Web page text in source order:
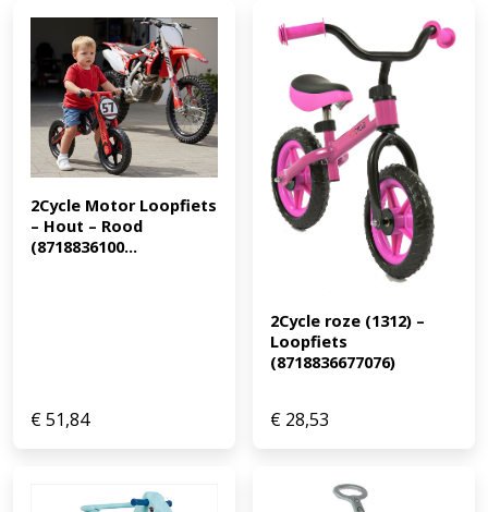
2Cycle Motor Loopfiets
– Hout – Rood
(8718836100...
€51,84
2Cycle roze (1312) –
Loopfiets
(8718836677076)
€ 28,53